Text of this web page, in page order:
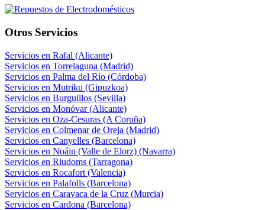
Otros Servicios
Servicios en Rafal (Alicante)
Servicios en Torrelaguna (Madrid)
Servicios en Palma del Río (Córdoba)
Servicios en Mutriku (Gipuzkoa)
Servicios en Burguillos (Sevilla)
Servicios en Monóvar (Alicante)
Servicios en Oza-Cesuras (A Coruña)
Servicios en Colmenar de Oreja (Madrid)
Servicios en Canyelles (Barcelona)
Servicios en Noáin (Valle de Elorz) (Navarra)
Servicios en Riudoms (Tarragona)
Servicios en Rocafort (Valencia)
Servicios en Palafolls (Barcelona)
Servicios en Caravaca de la Cruz (Murcia)
Servicios en Cardona (Barcelona)